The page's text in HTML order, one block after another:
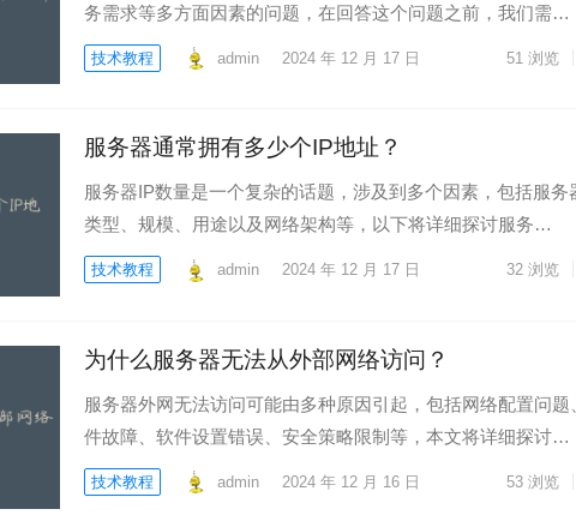
务需求等多方面因素的问题，在回答这个问题之前，我们需…
技术教程 admin 2024 年 12 月 17 日 51 浏览
服务器通常拥有多少个IP地址？
服务器IP数量是一个复杂的话题，涉及到多个因素，包括服务
类型、规模、用途以及网络架构等，以下将详细探讨服务…
技术教程 admin 2024 年 12 月 17 日 32 浏览
为什么服务器无法从外部网络访问？
服务器外网无法访问可能由多种原因引起，包括网络配置问题
件故障、软件设置错误、安全策略限制等，本文将详细探讨…
技术教程 admin 2024 年 12 月 16 日 53 浏览